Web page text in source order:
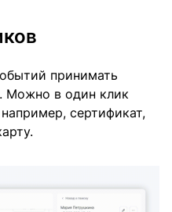
принимать
Можно в один клик
сертификат,